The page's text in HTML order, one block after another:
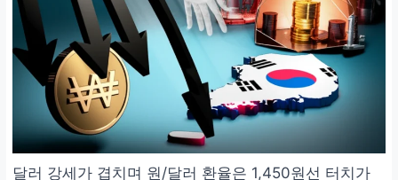
달러 강세가 겹치며 원/달러 환율은 1,450원선 터치가